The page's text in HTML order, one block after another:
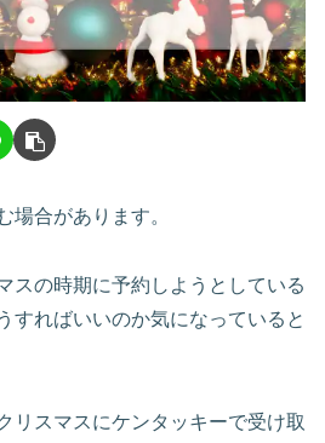
合があります。
スの時期に予約しようとしている
すればいいのか気になっていると
リスマスにケンタッキーで受け取